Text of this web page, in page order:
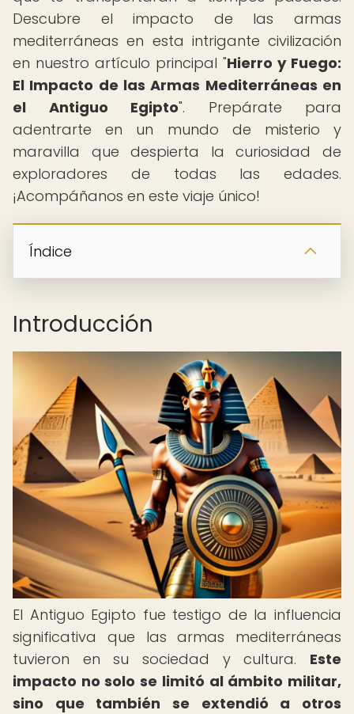
Descubre el impacto de las armas
mediterráneas en esta intrigante civilización
en nuestro artículo principal "Hierro y Fuego:
El Impacto de las Armas Mediterráneas en
el Antiguo Egipto". Prepárate para
adentrarte en un mundo de misterio y
maravilla que despierta la curiosidad de
exploradores de todas las edades.
¡Acompáñanos en este viaje único!
Índice
Introducción
El Antiguo Egipto fue testigo de la influencia
significativa que las armas mediterráneas
tuvieron en su sociedad y cultura. Este
impacto no solo se limitó al ámbito militar,
sino que también se extendió a otros